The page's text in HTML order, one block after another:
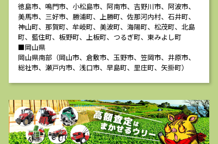
徳島市、鳴門市、小松島市、阿南市、吉野川市、阿波市、
美馬市、三好市、勝浦町、上勝町、佐那河内村、石井町、
神山町、那賀町、牟岐町、美波町、海陽町、松茂町、北島
町、藍住町、板野町、上板町、つるぎ町、東みよし町
■岡山県
岡山県南部（岡山市、倉敷市、玉野市、笠岡市、井原市、
総社市、瀬戸内市、浅口市、早島町、里庄町、矢掛町）